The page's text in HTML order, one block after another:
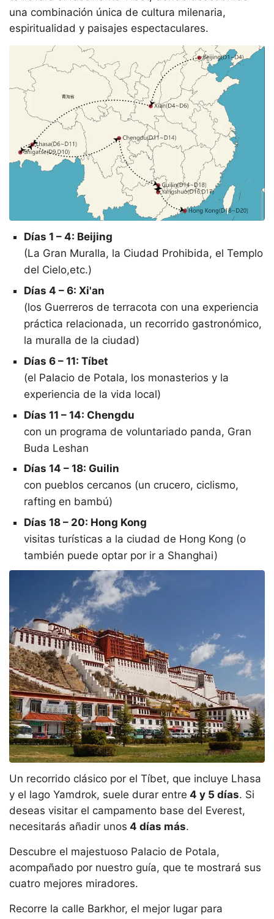
una combinación única de cultura milenaria,
espiritualidad y paisajes espectaculares.
Días 1 – 4: Beijing
(La Gran Muralla, la Ciudad Prohibida, el Templo
del Cielo,etc.)
Días 4 – 6: Xi'an
(los Guerreros de terracota con una experiencia
práctica relacionada, un recorrido gastronómico,
la muralla de la ciudad)
Días 6 – 11: Tíbet
(el Palacio de Potala, los monasterios y la
experiencia de la vida local)
Días 11 – 14: Chengdu
con un programa de voluntariado panda, Gran
Buda Leshan
Días 14 – 18: Guilin
con pueblos cercanos (un crucero, ciclismo,
rafting en bambú)
Días 18 – 20: Hong Kong
visitas turísticas a la ciudad de Hong Kong (o
también puede optar por ir a Shanghai)
Un recorrido clásico por el Tíbet, que incluye Lhasa
y el lago Yamdrok, suele durar entre 4 y 5 días. Si
deseas visitar el campamento base del Everest,
necesitarás añadir unos 4 días más.
Descubre el majestuoso Palacio de Potala,
acompañado por nuestro guía, que te mostrará sus
cuatro mejores miradores.
Recorre la calle Barkhor, el mejor lugar para